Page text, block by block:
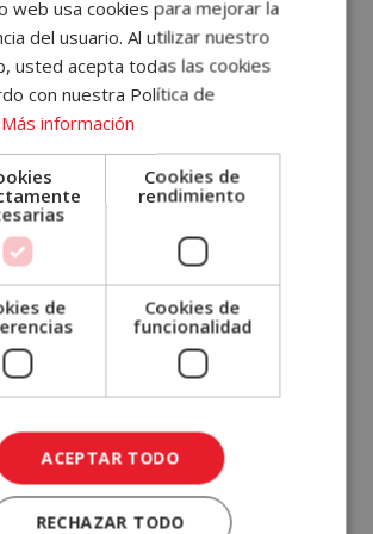
contraseña?
una entrada?
es muy sencilla. Para acudir
embajador de Bartalent Lab
uno de los
50 primeros en
a info@bartalentlab.com.
sólo los usuarios que tengan
los campos obligatorios
ganar una de las
hosteleros.
web usa cookies para mejorar la
del usuario. Al utilizar nuestro
usted acepta todas las cookies
con nuestra Política de
Más información
Cookies de
rendimiento
de
Cookies de
funcionalidad
ACEPTAR TODO
RECHAZAR TODO